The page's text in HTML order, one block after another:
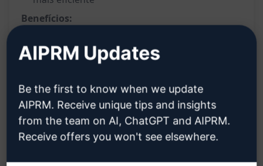
Benefícios:
Economiza tempo na criação de um
cronograma detalhado
Facilita a organização de módulos e palestras
Auxilia na gestão do tempo e no planejamento
de estudos
Fornece uma visão clara e organizada do
curso e suas partes constituintes
AIPRM Updates
Be the first to know when we update
AIPRM. Receive unique tips and insights
from the team on AI, ChatGPT and AIPRM.
Receive offers you won't see elsewhere.